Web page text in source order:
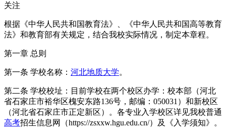
关注
根据《中华人民共和国教育法》、《中华人民共和国高等教育
法》和教育部有关规定，结合我校实际情况，制定本章程。
第一章 总则
第一条 学校名称： 河北地质大学。
第二条 学校校址：目前学校在两个校区办学：校本部（河北
省石家庄市裕华区槐安东路136号，邮编：050031）和新校区
（河北省石家庄市正定新区）。各专业入学校区详见我校普通
高考招生信息网（https://zsxxw.hgu.edu.cn/）及《入学须知》。